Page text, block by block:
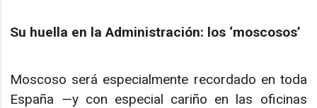
Su huella en la Administración: los ‘moscosos’
Moscoso será especialmente recordado en toda
España ―y con especial cariño en las oficinas